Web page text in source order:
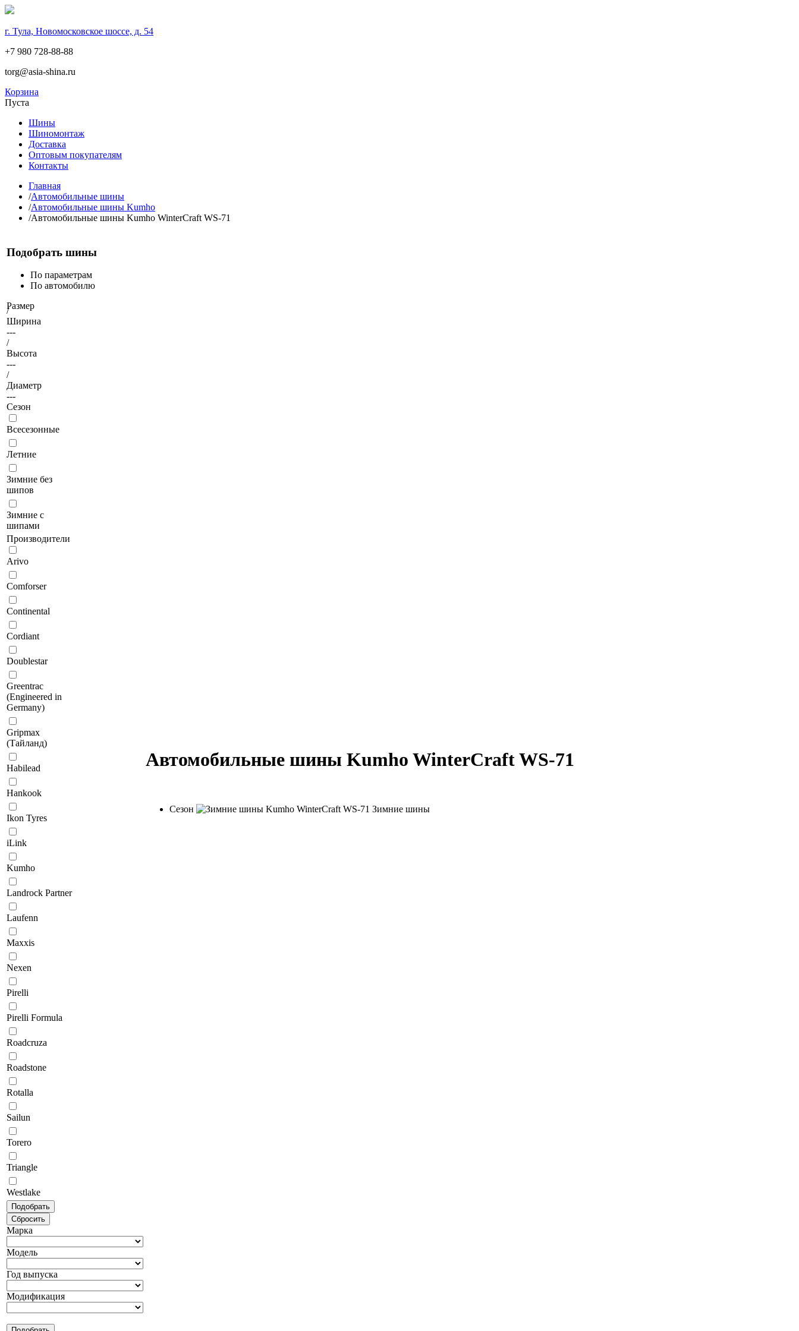
г. Тула, Новомосковское шоссе, д. 54
+7 980 728-88-88
torg@asia-shina.ru
Корзина
Пуста
Шины
Шиномонтаж
Доставка
Оптовым покупателям
Контакты
Главная
/Автомобильные шины
/Автомобильные шины Kumho
/Автомобильные шины Kumho WinterCraft WS-71
Подобрать шины
По параметрам
По автомобилю
Размер
/
Ширина
---
/
Высота
---
/
Диаметр
---
Сезон
Всесезонные
Летние
Зимние без
шипов
Зимние с
шипами
Производители
Arivo
Comforser
Continental
Cordiant
Doublestar
Greentrac
(Engineered in
Germany)
Gripmax
(Тайланд)
Habilead
Hankook
Ikon Tyres
iLink
Kumho
Landrock Partner
Laufenn
Maxxis
Nexen
Pirelli
Pirelli Formula
Roadcruza
Roadstone
Rotalla
Sailun
Torero
Triangle
Westlake
Марка
Модель
Год выпуска
Модификация
Автомобильные шины Kumho WinterCraft WS-71
Сезон Зимние шины